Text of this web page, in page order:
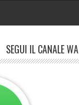
SEGUI IL CANALE WA